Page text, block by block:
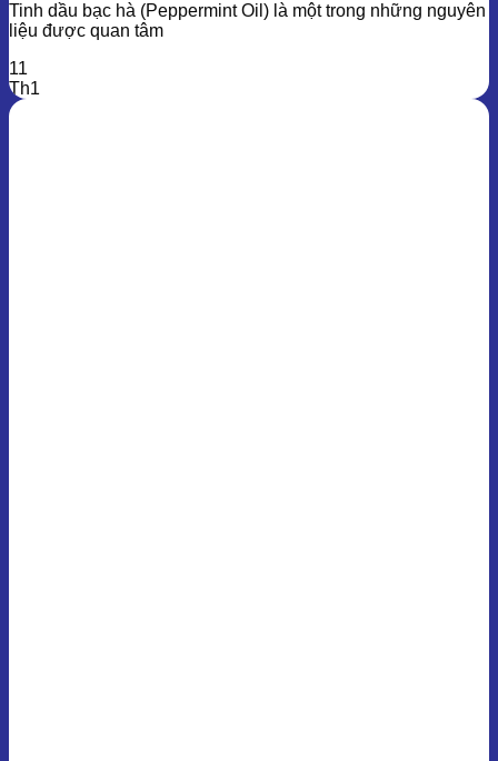
Tinh dầu bạc hà (Peppermint Oil) là một trong những nguyên
liệu được quan tâm
11
Th1